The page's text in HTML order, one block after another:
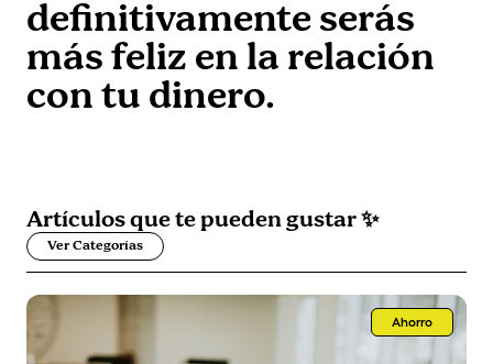
definitivamente serás
más feliz en la relación
con tu dinero.
Artículos quete pueden gustar✨
Ver Categorías
Ahorro